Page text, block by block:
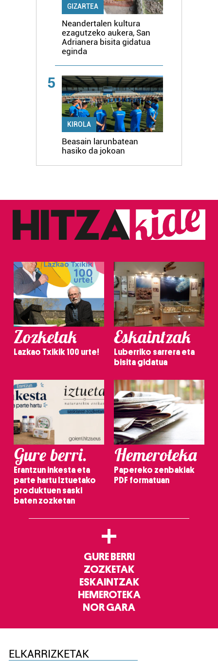
GIZARTEA
Neandertalen kultura
ezagutzeko aukera, San
Adrianera bisita gidatua
eginda
5
KIROLA
Beasain larunbatean
hasiko da jokoan
Zozketak
Lazkao Txikik 100 urte!
Eskaintzak
Luberriko sarrera eta
bisita gidatua
Gure berri.
Erantzun inkesta eta
parte hartu Iztuetako
produktuen saski
baten zozketan
Hemeroteka
Papereko zenbakiak
PDF formatuan
+
GURE BERRI
ZOZKETAK
ESKAINTZAK
HEMEROTEKA
NOR GARA
ELKARRIZKETAK